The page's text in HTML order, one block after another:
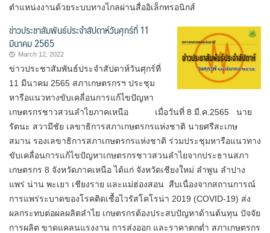
ตำแหน่งงานด้วยระบบทางไกลผ่านสื่ออิเล็กทรอนิกส์
ข่าวประชาสัมพันธ์ประจำสัปดาห์วันศุกร์ที่ 11
มีนาคม 2565
March 12, 2022
ข่าวประชาสัมพันธ์ประจำสัปดาห์วันศุกร์ที่
11 มีนาคม 2565 สภาเกษตรกรฯ ประชุม
หารือแนวทางขับเคลื่อนการแก้ไขปัญหา
เกษตรกรชาวสวนลำไยภาคเหนือ เมื่อวันที่ 8 มี.ค.2565 นาย
รัตนะ สวามีชัย เลขาธิการสภาเกษตรกรแห่งชาติ นายศรีสะเกษ
สมาน รองเลขาธิการสภาเกษตรกรแห่งชาติ ร่วมประชุมหารือแนวทาง
ขับเคลื่อนการแก้ไขปัญหาเกษตรกรชาวสวนลำไยจากประธานสภา
เกษตรกร 8 จังหวัดภาคเหนือ ได้แก่ จังหวัดเชียงใหม่ ลำพูน ลำปาง
แพร่ น่าน พะเยา เชียงราย และแม่ฮ่องสอน สืบเนื่องจากสถานการณ์
การแพร่ระบาดของโรคติดเชื้อไวรัสโคโรน่า 2019 (COVID-19) ส่ง
ผลกระทบต่อผลผลิตลำไย เกษตรกรต้องประสบปัญหาด้านต้นทุน ปัจจัย
การผลิต ขาดแคลนแรงงาน การส่งออก และราคาตกต่ำ สภาเกษตรกร